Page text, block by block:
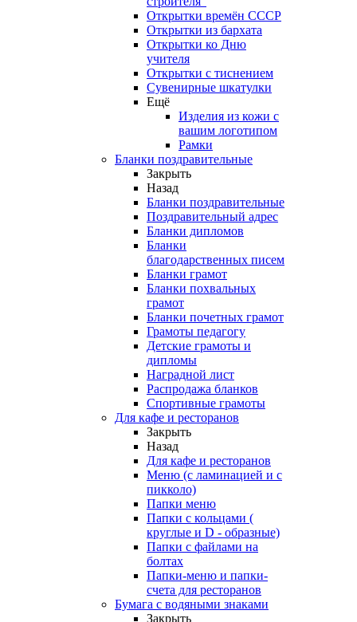
Открытки времён СССР
Открытки из бархата
Открытки ко Дню
учителя
Открытки с тиснением
Сувенирные шкатулки
Ещё
Изделия из кожи с
вашим логотипом
Рамки
Бланки поздравительные
Закрыть
Назад
Бланки поздравительные
Поздравительный адрес
Бланки дипломов
Бланки
благодарственных писем
Бланки грамот
Бланки похвальных
грамот
Бланки почетных грамот
Грамоты педагогу
Детские грамоты и
дипломы
Наградной лист
Распродажа бланков
Спортивные грамоты
Для кафе и ресторанов
Закрыть
Назад
Для кафе и ресторанов
Меню (с ламинацией и с
пикколо)
Папки меню
Папки с кольцами (
круглые и D - образные)
Папки с файлами на
болтах
Папки-меню и папки-
счета для ресторанов
Бумага с водяными знаками
Закрыть